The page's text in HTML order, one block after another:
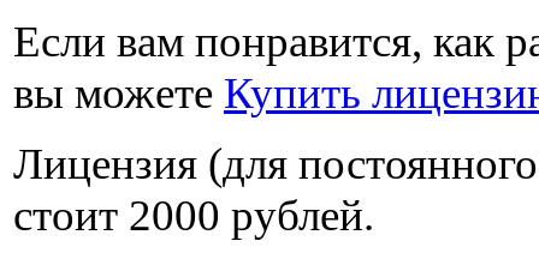
Если вам понравится, как
вы можете Купить
Лицензия (для
стоит 2000 рублей.